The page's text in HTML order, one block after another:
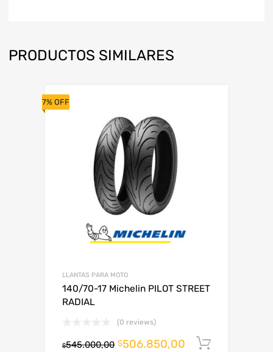
PRODUCTOS SIMILARES
7% OFF
LLANTAS PARA MOTO
140/70-17 Michelin PILOT STREET
RADIAL
(0 reviews)
$545.000,00 $506.850,00